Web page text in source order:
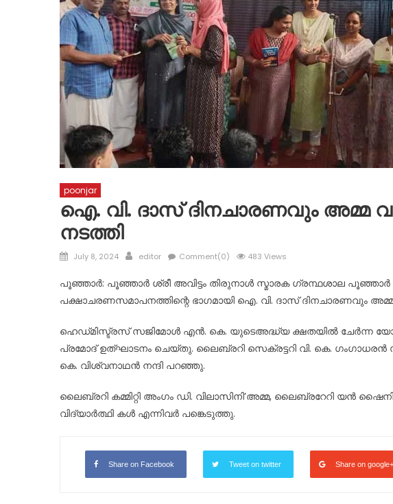
poonjar
ഐ. വി. ദാസ് ദിനചാരണവും അമ്മ
നടത്തി
Posted
July 8, 2024 Author
editor Comment(0) 483 Views
പൂഞ്ഞാർ: പൂഞ്ഞാർ ശ്രീ അവിട്ടം തിരുനാൾ സ്മാരക ഗ്രന്ഥശാല പൂഞ്ഞാർ
പക്ഷാചരണസമാപനത്തിന്റെ ഭാഗമായി ഐ. വി. ദാസ് ദിനചാരണവും അമ്മ
ഹെഡ്‌മിസ്ട്രസ് സജിമോൾ എൻ. കെ. യുടെഅദ്ധ്യ ക്ഷതയിൽ ചേർന്ന
പ്രമോദ് ഉത്ഘാടനം ചെയ്തു. ലൈബ്രറി സെക്രട്ടറി വി. കെ.
കെ. വിശ്വനാഥൻ നന്ദി പറഞ്ഞു.
ലൈബ്രറി കമ്മിറ്റി അംഗം ഡി. വിലാസിനി’അമ്മ, ലൈബ്രറേറി യൻ
വിദ്യാർത്ഥി കൾ എന്നിവർ പങ്കെടുത്തു.
Share on Facebook Tweet on twitter Share on google+